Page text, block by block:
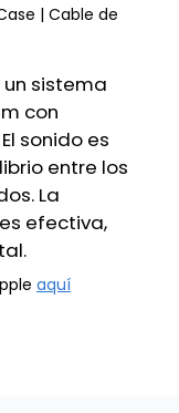
| Cable de
un sistema
con
sonido es
entre los
La
efectiva,
aquí